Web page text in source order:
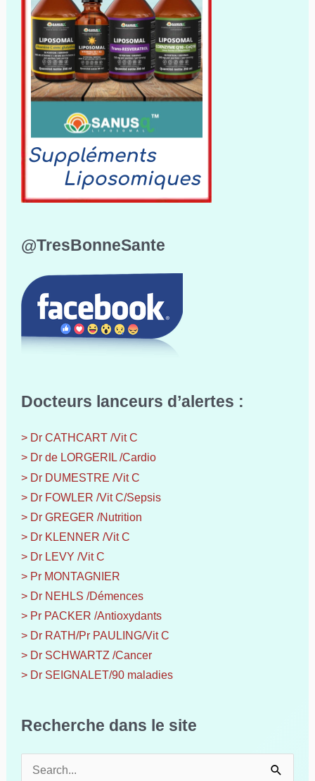
@TresBonneSante
Docteurs lanceurs d’alertes :
> Dr CATHCART /Vit C
> Dr de LORGERIL /Cardio
> Dr DUMESTRE /Vit C
> Dr FOWLER /Vit C/Sepsis
> Dr GREGER /Nutrition
> Dr KLENNER /Vit C
> Dr LEVY /Vit C
> Pr MONTAGNIER
> Dr NEHLS /Démences
> Pr PACKER /Antioxydants
> Dr RATH/Pr PAULING/Vit C
> Dr SCHWARTZ /Cancer
> Dr SEIGNALET/90 maladies
Recherche dans le site